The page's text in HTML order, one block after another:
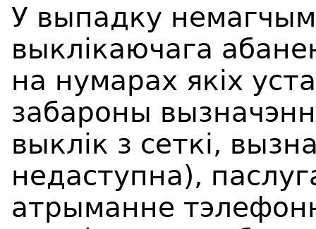
У выпадку
выклікаючага
на нумарах якіх
забароны
выклік з сеткі,
недаступна),
атрыманне